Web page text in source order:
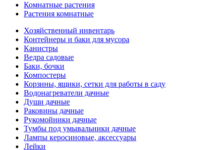
Комнатные растения
Растения комнатные
Хозяйственный инвентарь
Контейнеры и баки для мусора
Канистры
Ведра садовые
Баки, бочки
Компостеры
Корзины, ящики, сетки для работы в саду
Водонагреватели дачные
Души дачные
Раковины дачные
Рукомойники дачные
Тумбы под умывальники дачные
Лампы керосиновые, аксессуары
Лейки